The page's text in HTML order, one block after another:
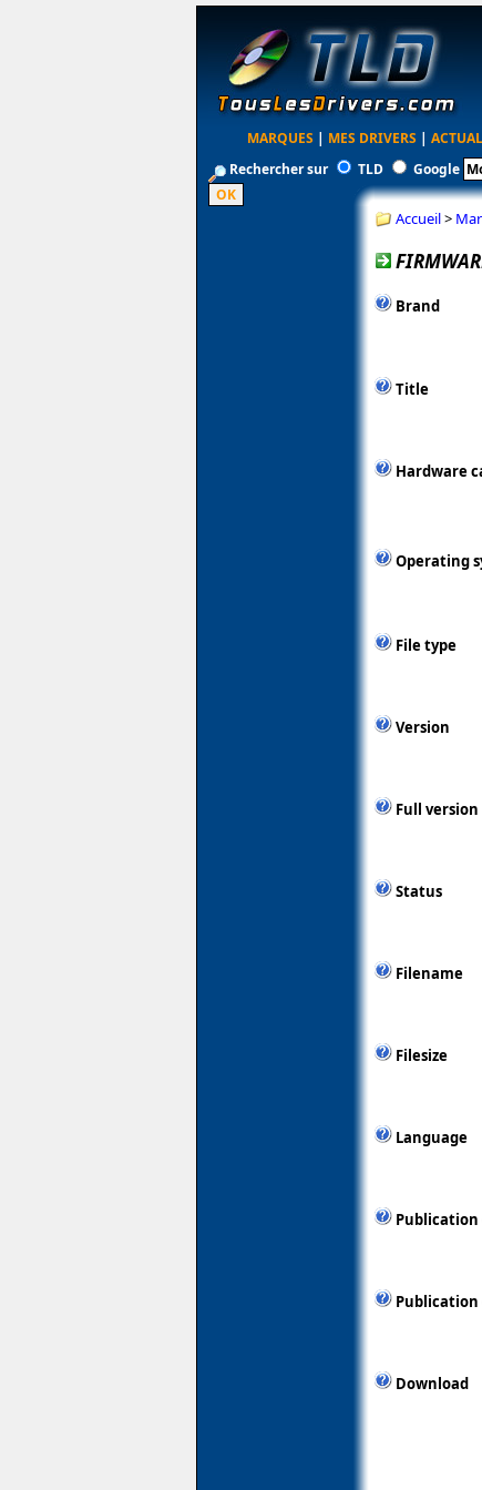
MARQUES | MES DRIVERS |
Rechercher sur
TLD Google
Accueil>
Brand
Title
Hardware
Operating
File type
Version
Full version
Status
Filename
Filesize
Language
Publication
Publication
Download